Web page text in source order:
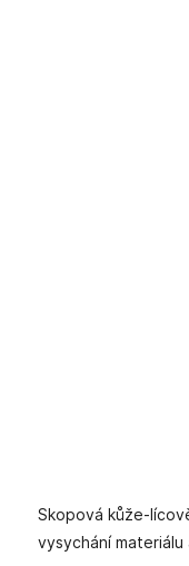
Skopová kůže-
vysychání materiálu